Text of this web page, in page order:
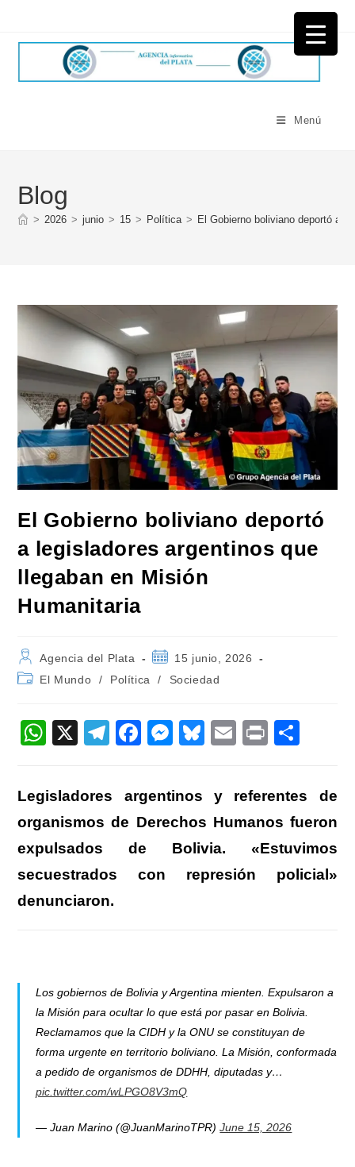
Menú
Blog
> 2026 > junio > 15 > Política > El Gobierno boliviano deportó a
El Gobierno boliviano deportó
a legisladores argentinos que
llegaban en Misión
Humanitaria
Autor
de
la
Agencia del Plata
Publicación
la
15 junio, 2026
Categoría
entrada:
El Mundo / Política / Sociedad
W
at
s
A
p
p
X
T
gr
a
m
F
e
b
o
o
M
ss
e
n
g
er
Bl
sk
y
E
ail
Pr
p
ar
tir
Legisladores argentinos y referentes de
organismos de Derechos Humanos fueron
expulsados de Bolivia. «Estuvimos
secuestrados con represión policial»
denunciaron.
Los gobiernos de Bolivia y Argentina mienten. Expulsaron a
la Misión para ocultar lo que está por pasar en Bolivia.
Reclamamos que la CIDH y la ONU se constituyan de
forma urgente en territorio boliviano. La Misión, conformada
a pedido de organismos de DDHH, diputadas y…
pic.twitter.com/wLPGO8V3mQ
— Juan Marino (@JuanMarinoTPR)June 15, 2026